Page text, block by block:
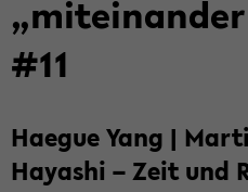
#11
Ha­e­gue Yang |
Ha­ya­shi – Zeit und